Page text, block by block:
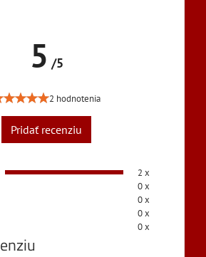
5 /5
2 hodnotenia
Pridať recenziu
2 x
0 x
0 x
0 x
0 x